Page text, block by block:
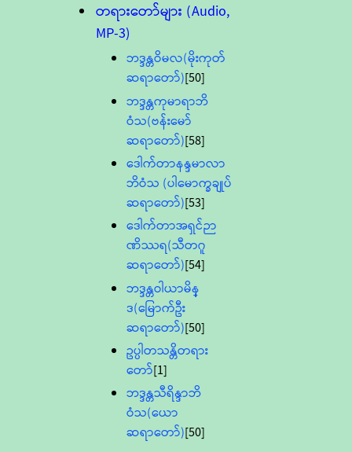
တရားတော်များ (Audio,
MP-3)
ဘဒ္ဒန္တဝိမလ(မိုးကုတ်
ဆရာတော်)[50]
ဘဒ္ဒန္တကုမာရာဘိ
ဝံသ(ဗန်းမော်
ဆရာတော်)[58]
ဒေါက်တာနန္ဒမာလာ
ဘိဝံသ (ပါမောက္ခချုပ်
ဆရာတော်)[53]
ဒေါက်တာအရှင်ဉာ
ဏိဿရ(သီတဂူ
ဆရာတော်)[54]
ဘဒ္ဒန္တဝါယာမိန္
ဒ(မြောက်ဦး
ဆရာတော်)[50]
ဥပ္ပါတသန္တိတရား
တော်[1]
ဘဒ္ဒန္တသီရိန္ဒာဘိ
ဝံသ(ယော
ဆရာတော်)[50]